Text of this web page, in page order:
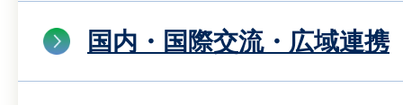
国内・国際交流・広域連携